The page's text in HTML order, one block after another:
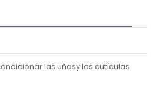
las uñasy las cutículas